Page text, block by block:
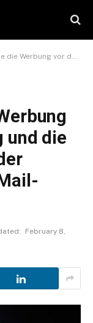
die Nachbereitung nach der Veranstaltung mit E-Mail-Marketing
und die
February 8,